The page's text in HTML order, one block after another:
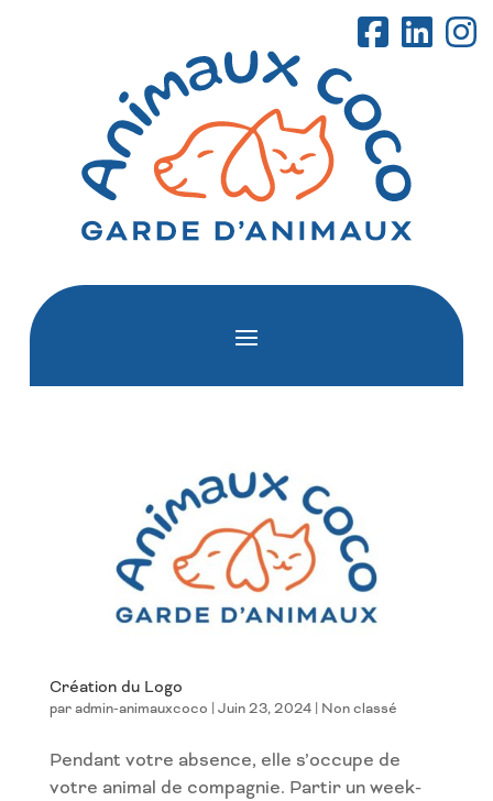
Création du Logo
paradmin-animauxcoco Juin 23, 2024| Non classé
Pendant votre absence, elle s’occupe de
votre animal de compagnie. Partir un week-